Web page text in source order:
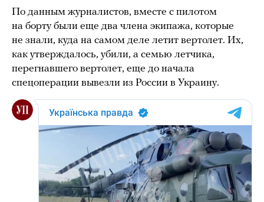
По данным журналистов, вместе с пилотом
на борту были еще два члена экипажа, которые
не знали, куда на самом деле летит вертолет. Их,
как утверждалось, убили, а семью летчика,
перегнавшего вертолет, еще до начала
спецоперации вывезли из России в Украину.